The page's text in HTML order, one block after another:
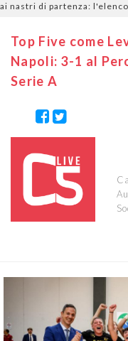
di partenza: l'elenco
Top Five come
Napoli: 3-1 al
Serie A